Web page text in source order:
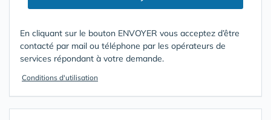
En cliquant sur le bouton ENVOYER vous acceptez d’être
contacté par mail ou téléphone par les opérateurs de
services répondant à votre demande.
Conditions d'utilisation